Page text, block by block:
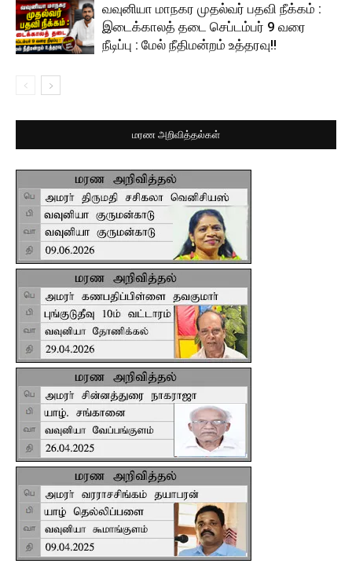
வவுனியா மாநகர முதல்வர் பதவி நீக்கம் :
இடைக்காலத் தடை செப்டம்பர் 9 வரை
நீடிப்பு : மேல் நீதிமன்றம் உத்தரவு!!
மரண அறிவித்தல்கள்